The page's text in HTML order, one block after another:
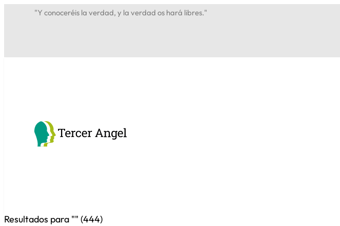
"Y conoceréis la verdad, y la verdad os hará libres."
Resultados para "" (444)